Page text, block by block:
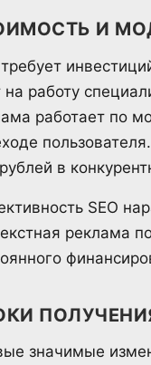
И
требует
на работу
работает по
в
SEO
реклама
значимые